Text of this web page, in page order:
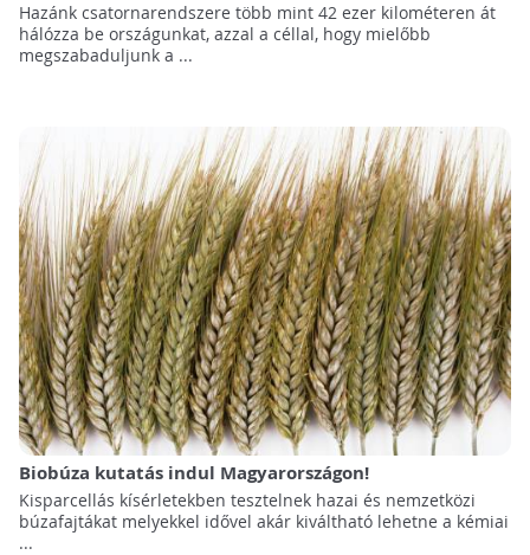
Hazánk csatornarendszere több mint 42 ezer kilométeren át
hálózza be országunkat, azzal a céllal, hogy mielőbb
megszabaduljunk a ...
Biobúza kutatás indul Magyarországon!
Kisparcellás kísérletekben tesztelnek hazai és nemzetközi
búzafajtákat melyekkel idővel akár kiváltható lehetne a kémiai
...